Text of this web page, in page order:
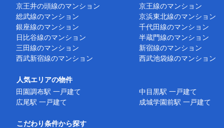
京王井の頭線のマンション
京王線のマンション
総武線のマンション
京浜東北線のマンション
銀座線のマンション
千代田線のマンション
日比谷線のマンション
半蔵門線のマンション
三田線のマンション
新宿線のマンション
西武新宿線のマンション
西武池袋線のマンション
人気エリアの物件
田園調布駅 一戸建て
中目黒駅 一戸建て
広尾駅 一戸建て
成城学園前駅 一戸建て
こだわり条件から探す